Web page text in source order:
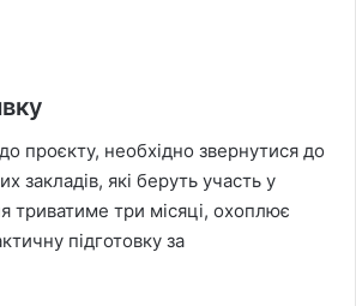
проєкту, необхідно звернутися до
закладів, які беруть участь у
триватиме три місяці, охоплює
підготовку за